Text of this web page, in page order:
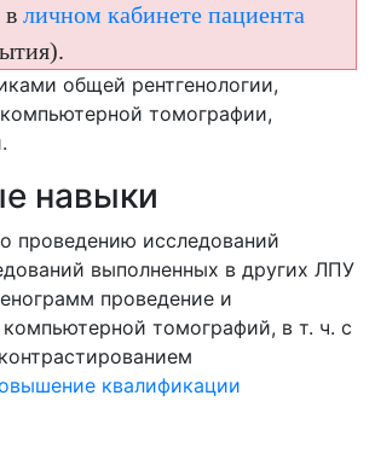
в личном кабинете пациента
общей рентгенологии,
томографии,
навыки
проведению исследований
выполненных в других ЛПУ
проведение и
томографий, в т. ч. с
квалификации